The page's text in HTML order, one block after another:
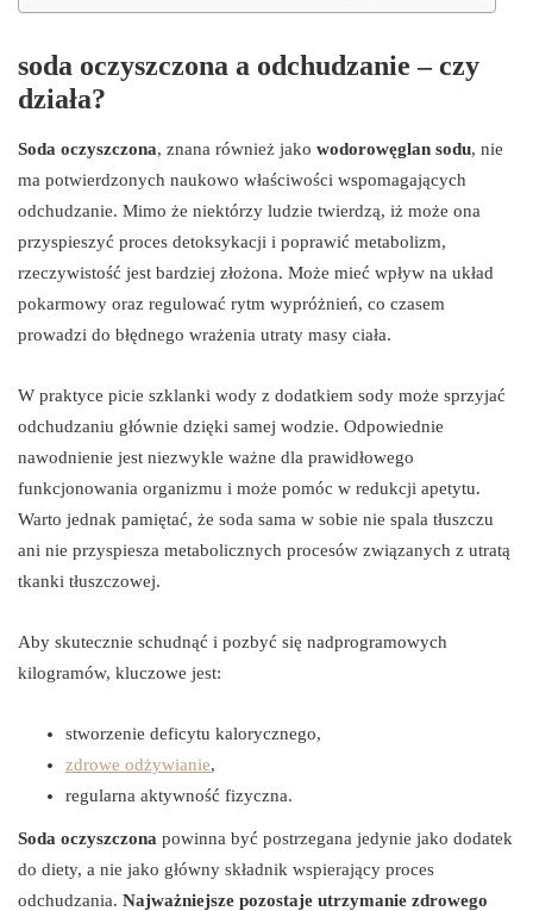
soda oczyszczona a odchudzanie – czy
działa?
Soda oczyszczona, znana również jako wodorowęglan sodu, nie
ma potwierdzonych naukowo właściwości wspomagających
odchudzanie. Mimo że niektórzy ludzie twierdzą, iż może ona
przyspieszyć proces detoksykacji i poprawić metabolizm,
rzeczywistość jest bardziej złożona. Może mieć wpływ na układ
pokarmowy oraz regulować rytm wypróżnień, co czasem
prowadzi do błędnego wrażenia utraty masy ciała.
W praktyce picie szklanki wody z dodatkiem sody może sprzyjać
odchudzaniu głównie dzięki samej wodzie. Odpowiednie
nawodnienie jest niezwykle ważne dla prawidłowego
funkcjonowania organizmu i może pomóc w redukcji apetytu.
Warto jednak pamiętać, że soda sama w sobie nie spala tłuszczu
ani nie przyspiesza metabolicznych procesów związanych z utratą
tkanki tłuszczowej.
Aby skutecznie schudnąć i pozbyć się nadprogramowych
kilogramów, kluczowe jest:
stworzenie deficytu kalorycznego,
zdrowe odżywianie,
regularna aktywność fizyczna.
Soda oczyszczona powinna być postrzegana jedynie jako dodatek
do diety, a nie jako główny składnik wspierający proces
odchudzania. Najważniejsze pozostaje utrzymanie zdrowego